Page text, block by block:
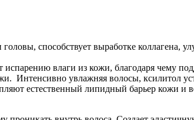
способствует выработке коллагена,
испарению влаги из кожи, благодаря чему
Интенсивно увлажняя волосы, ксилитол
естественный липидный барьер кожи и